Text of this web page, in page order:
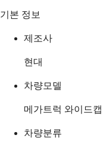
기본 정보
제조사
현대
차량모델
메가트럭 와이드캡
차량분류